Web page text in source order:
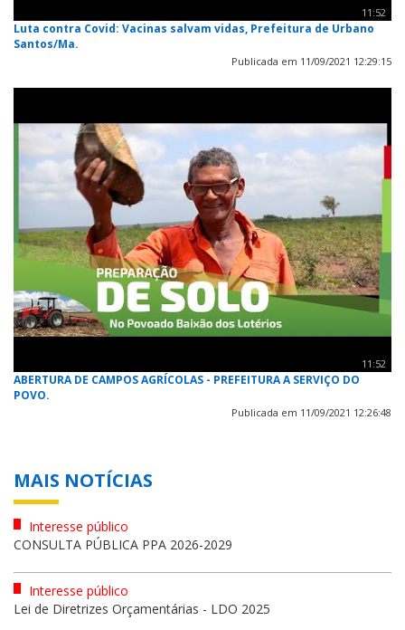
11:52
Luta contra Covid: Vacinas salvam vidas, Prefeitura de Urbano
Santos/Ma.
Publicada em 11/09/2021 12:29:15
11:52
ABERTURA DE CAMPOS AGRÍCOLAS - PREFEITURA A SERVIÇO DO
POVO.
Publicada em 11/09/2021 12:26:48
MAIS NOTÍCIAS
Interesse público
CONSULTA PÚBLICA PPA 2026-2029
Interesse público
Lei de Diretrizes Orçamentárias - LDO 2025